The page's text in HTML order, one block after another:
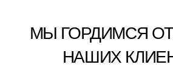
МЫ ГОРДИМСЯ
НАШИХ